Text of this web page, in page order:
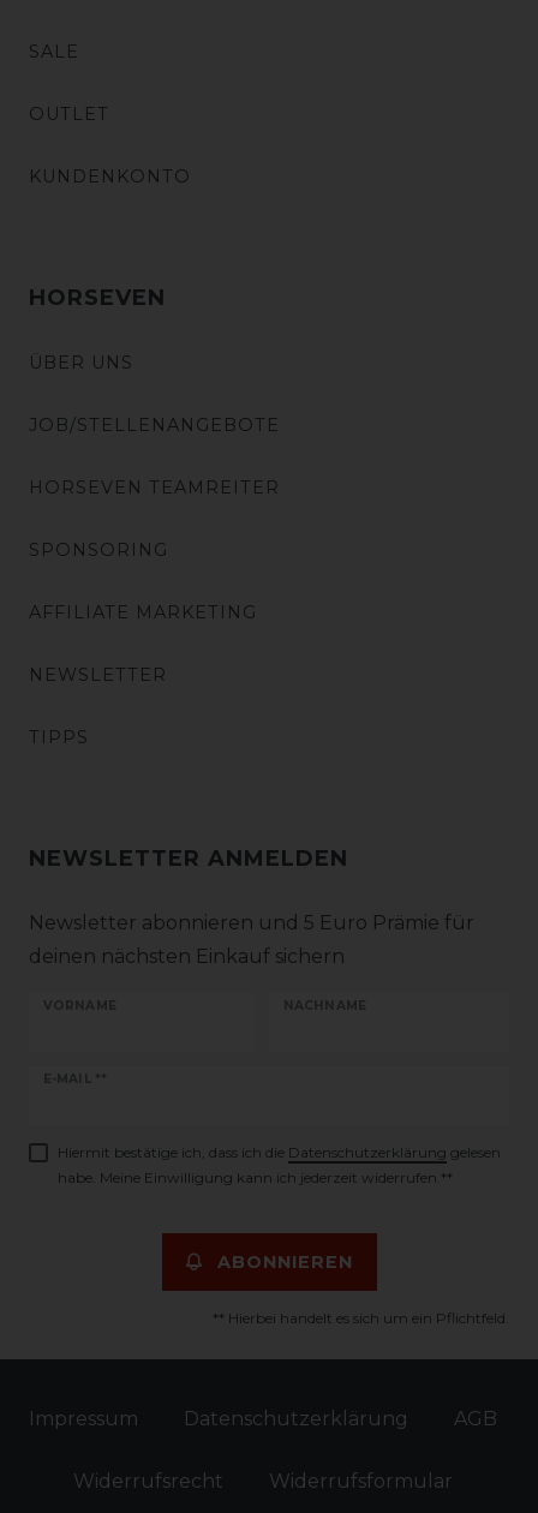
SALE
OUTLET
KUNDENKONTO
HORSEVEN
ÜBER UNS
JOB/STELLENANGEBOTE
HORSEVEN TEAMREITER
SPONSORING
AFFILIATE MARKETING
NEWSLETTER
TIPPS
NEWSLETTER ANMELDEN
Newsletter abonnieren und 5 Euro Prämie für
deinen nächsten Einkauf sichern
VORNAME NACHNAME
E-MAIL **
Newsletter
Hiermit bestätige ich, dass ich die Daten­schutz­erklärung gelesen
habe. Meine Einwilligung kann ich jederzeit widerrufen.**
ABONNIEREN
** Hierbei handelt es sich um ein Pflichtfeld.
Impressum Daten­schutz­erklärung AGB
Widerrufs­recht Widerrufs­formular